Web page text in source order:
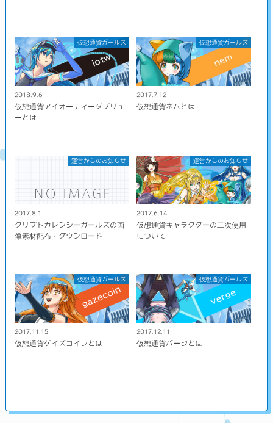
仮想通貨ガールズ
2018.9.6
仮想通貨アイオーティーダブリュ
ーとは
仮想通貨ガールズ
2017.7.12
仮想通貨ネムとは
運営からのお知らせ
2017.8.1
クリプトカレンシーガールズの画
像素材配布・ダウンロード
運営からのお知らせ
2017.6.14
仮想通貨キャラクターの二次使用
について
仮想通貨ガールズ
2017.11.15
仮想通貨ゲイズコインとは
仮想通貨ガールズ
2017.12.11
仮想通貨バージとは